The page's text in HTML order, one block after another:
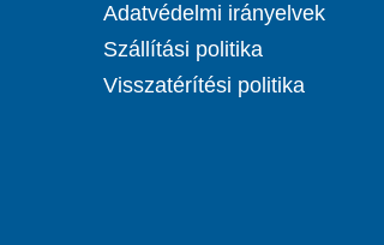
Adatvédelmi irányelvek
Szállítási politika
Visszatérítési politika